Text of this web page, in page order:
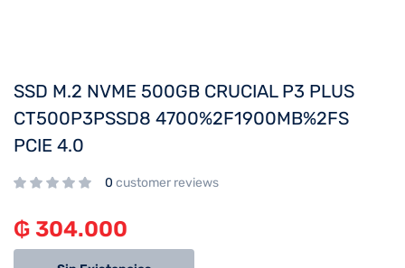
SSD M.2 NVME 500GB CRUCIAL P3 PLUS
CT500P3PSSD8 4700%2F1900MB%2FS
PCIE 4.0
0 customer reviews
₲ 304.000